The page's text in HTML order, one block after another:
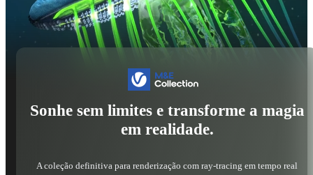
Sonhe sem limites e transforme a magia
em realidade.
A coleção definitiva para renderização com ray-tracing em tempo real